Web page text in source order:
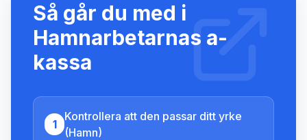
Så går du med i
Hamnarbetarnas a-
kassa
1
Kontrollera att den passar ditt yrke
(Hamn)